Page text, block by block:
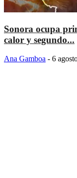
Sonora ocupa
calor y segundo...
Ana Gamboa - 6